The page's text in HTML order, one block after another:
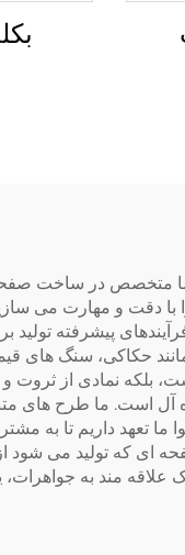
ما متخصص در ساخت
صفحه های طلا را با دقت و
پیشرفته تولید
حکاکی، سنگ های
بلکه نمادی از
آل است. ما طرح های
تعهد داریم تا به
ای که تولید می شود
مند به